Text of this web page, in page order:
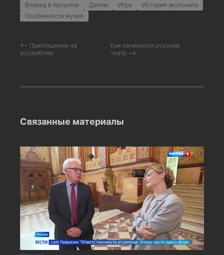
Вперед в прошлое Детям Игра
История экспоната
Особенности музея
⟵ Приглашение на
ассамблею
Как начинался русский
театр ⟶
Связанные материалы